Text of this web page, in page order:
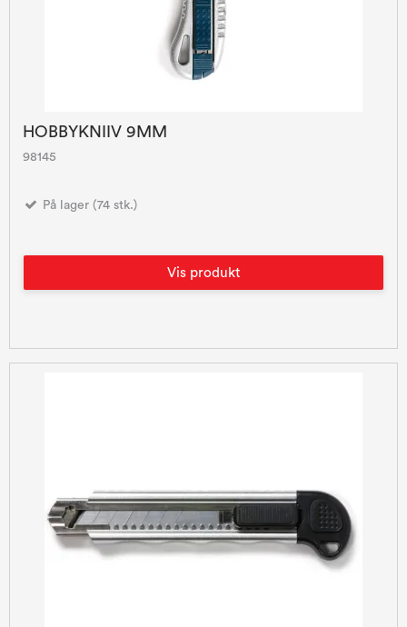
HOBBYKNIIV 9MM
98145
På lager (74 stk.)
Vis produkt